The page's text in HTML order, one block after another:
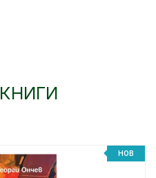
КНИГИ
НОВ